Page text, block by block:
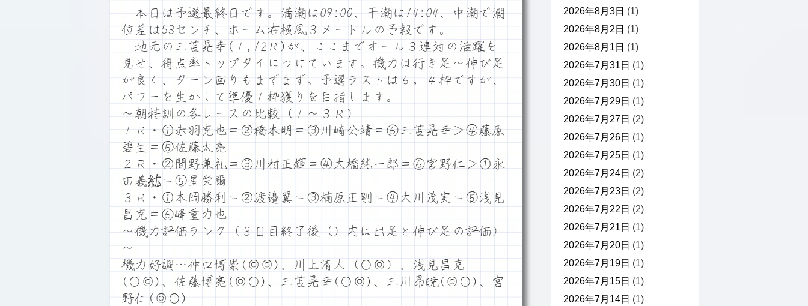
本日は予選最終日です。満潮は09:00、干潮は14:04、中潮で潮
位差は53センチ、ホーム右横風３メートルの予報です。
地元の三苫晃幸(１,12Ｒ)が、ここまでオール３連対の活躍を
見せ、得点率トップタイにつけています。機力は行き足～伸び足
が良く、ターン回りもまずまず。予選ラストは６，４枠ですが、
パワーを生かして準優１枠獲りを目指します。
～朝特訓の各レースの比較（１～３Ｒ）
１Ｒ・①赤羽克也＝②橋本明＝③川崎公靖＝⑥三苫晃幸＞④藤原
碧生＝⑤佐藤太亮
２Ｒ・②間野兼礼＝③川村正輝＝④大橋純一郎＝⑥宮野仁＞①永
田義紘＝⑤星栄爾
３Ｒ・①本岡勝利＝②渡邉翼＝③楠原正剛＝④大川茂実＝⑤浅見
昌克＝⑥峰重力也
～機力評価ランク（３日目終了後（）内は出足と伸び足の評価）
～
機力好調…仲口博崇(◎◎)、川上清人（○◎）、浅見昌克
(○◎)、佐藤博亮(◎○)、三苫晃幸(○◎)、三川昂暁(◎○)、宮
野仁(◎○)
2026年8月3日 (1)
2026年8月2日 (1)
2026年8月1日 (1)
2026年7月31日 (1)
2026年7月30日 (1)
2026年7月29日 (1)
2026年7月27日 (2)
2026年7月26日 (1)
2026年7月25日 (1)
2026年7月24日 (2)
2026年7月23日 (2)
2026年7月22日 (2)
2026年7月21日 (1)
2026年7月20日 (1)
2026年7月19日 (1)
2026年7月15日 (1)
2026年7月14日 (1)